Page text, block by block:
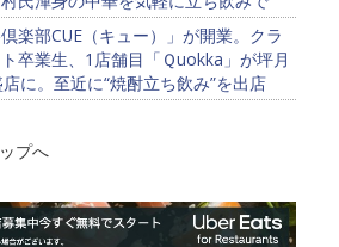
楽部CUE（キュー）」が開業。クラ
卒業生、1店舗目「Ｑuokka」が坪月
に。至近に“焼酎立ち飲み”を出店
プへ